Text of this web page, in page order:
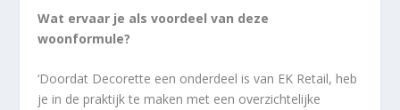
Wat ervaar je als voordeel van deze
woonformule?
‘Doordat Decorette een onderdeel is van EK Retail, heb
je in de praktijk te maken met een overzichtelijke